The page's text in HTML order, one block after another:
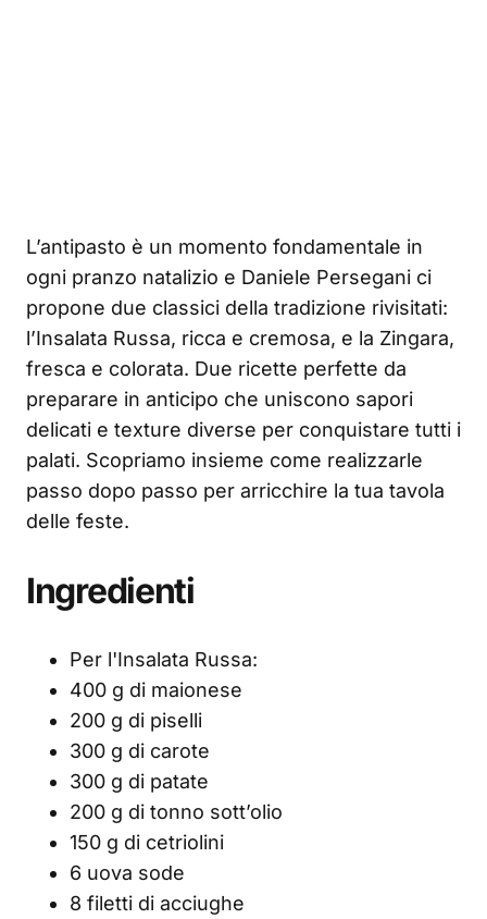
L’antipasto è un momento fondamentale in
ogni pranzo natalizio e Daniele Persegani ci
propone due classici della tradizione rivisitati:
l’Insalata Russa, ricca e cremosa, e la Zingara,
fresca e colorata. Due ricette perfette da
preparare in anticipo che uniscono sapori
delicati e texture diverse per conquistare tutti i
palati. Scopriamo insieme come realizzarle
passo dopo passo per arricchire la tua tavola
delle feste.
Ingredienti
Per l'Insalata Russa:
400 g di maionese
200 g di piselli
300 g di carote
300 g di patate
200 g di tonno sott’olio
150 g di cetriolini
6 uova sode
8 filetti di acciughe